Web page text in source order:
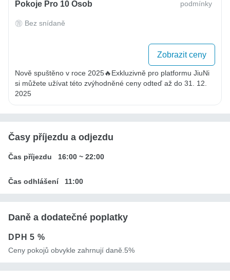
Pokoje Pro 10 Osob
podmínky
Bez snídaně
Zobrazit ceny
Nově spuštěno v roce 2025🔥Exkluzivně pro platformu JiuNi
si můžete užívat této zvýhodněné ceny odteď až do 31. 12.
2025
Časy příjezdu a odjezdu
Čas příjezdu 16:00 ~ 22:00
Čas odhlášení 11:00
Daně a dodatečné poplatky
DPH5 %
Ceny pokojů obvykle zahrnují daně.5%